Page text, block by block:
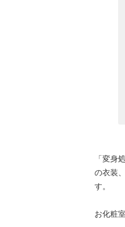
「変身
の衣装
す。
お化粧